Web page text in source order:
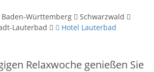
Baden-Württemberg
Schwarzwald
Lauterbad
Hotel Lauterbad
Relaxwoche genießen Sie